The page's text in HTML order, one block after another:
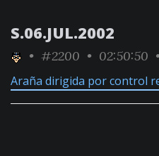
S.06.JUL.2002
• #2200 • 02:50:50
Araña dirigida por control